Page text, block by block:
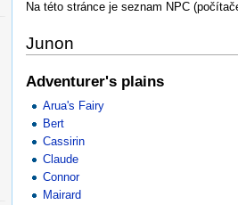
Na této stránce je seznam NPC
Junon
Adventurer's plains
Arua's Fairy
Bert
Cassirin
Claude
Connor
Mairard